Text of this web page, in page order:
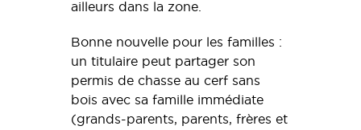
ailleurs dans la zone.
Bonne nouvelle pour les familles :
un titulaire peut partager son
permis de chasse au cerf sans
bois avec sa famille immédiate
(grands-parents, parents, frères et